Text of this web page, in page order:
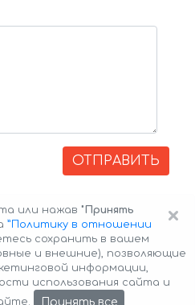
ОТПРАВИТЬ
Авто-Аренда Cookie Policy
×
или нажав "Принять
”Политику в отношении
сохранить в вашем
и внешние), позволяющие
информации,
использования сайта и
Принять все